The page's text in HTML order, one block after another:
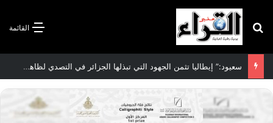
القائمة بحث عن
سعيود:” إيطاليا تثمن الجهود التي تبذلها الجزائر في التصدي لظاهرة الهجرة غير الشرعية”